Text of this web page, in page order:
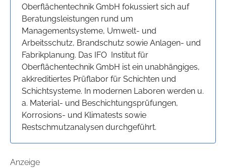
Oberflächentechnik GmbH fokussiert sich auf
Beratungsleistungen rund um
Managementsysteme, Umwelt- und
Arbeitsschutz, Brandschutz sowie Anlagen- und
Fabrikplanung. Das IFO Institut für
Oberflächentechnik GmbH ist ein unabhängiges,
akkreditiertes Prüflabor für Schichten und
Schichtsysteme. In modernen Laboren werden u.
a. Material- und Beschichtungsprüfungen,
Korrosions- und Klimatests sowie
Restschmutzanalysen durchgeführt.
Anzeige